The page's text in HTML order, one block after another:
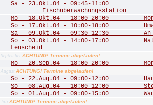
Sa - 23.Okt.04 - 09:45-11:00
Fischüberwachungsstation
Mo - 18.Okt.04 - 18:00-20:00
So - 17.Okt.04 - 10:00-18:00
Sa - 09.Okt.04 - 09:30-12:30 An
So - 03.Okt.04 - 14:00-17:00
Leuscheid
September ACHTUNG! Termine abgelaufen!
Mo - 20.Sep.04 - 18:00-20:00
August ACHTUNG! Termine abgelaufen!
So - 22.Aug.04 - 09:00-12:00
So - 08.Aug.04 - 10:00-12:00
So - 01.Aug.04 - 09:00-15:00
Juli ACHTUNG! Termine abgelaufen!